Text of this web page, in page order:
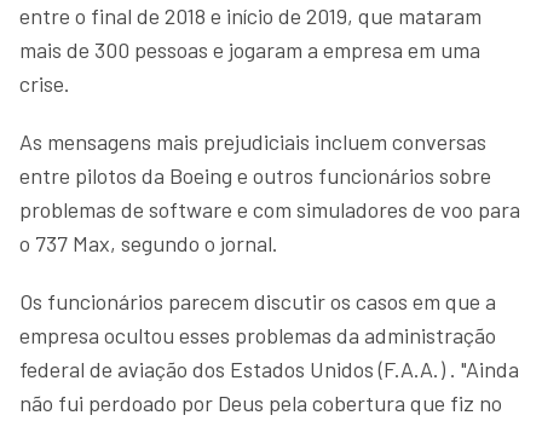
entre o final de 2018 e início de 2019, que mataram
mais de 300 pessoas e jogaram a empresa em uma
crise.
As mensagens mais prejudiciais incluem conversas
entre pilotos da Boeing e outros funcionários sobre
problemas de software e com simuladores de voo para
o 737 Max, segundo o jornal.
Os funcionários parecem discutir os casos em que a
empresa ocultou esses problemas da administração
federal de aviação dos Estados Unidos (F.A.A.) . "Ainda
não fui perdoado por Deus pela cobertura que fiz no